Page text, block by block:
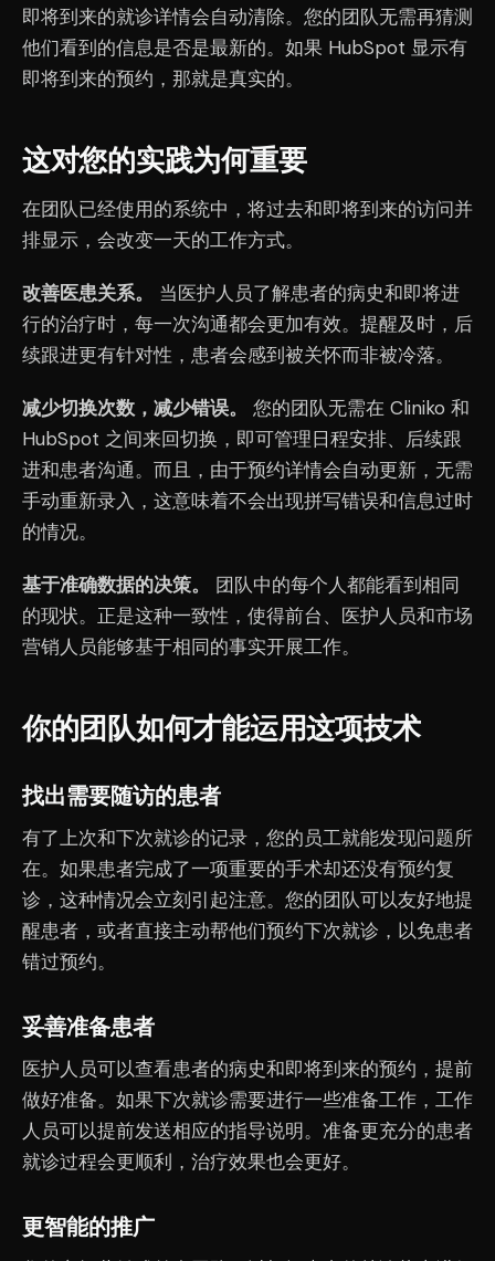
即将到来的就诊详情会自动清除。您的团队无需再猜测
他们看到的信息是否是最新的。如果 HubSpot 显示有
即将到来的预约，那就是真实的。
这对您的实践为何重要
在团队已经使用的系统中，将过去和即将到来的访问并
排显示，会改变一天的工作方式。
改善医患关系。
当医护人员了解患者的病史和即将进
行的治疗时，每一次沟通都会更加有效。提醒及时，后
续跟进更有针对性，患者会感到被关怀而非被冷落。
减少切换次数，减少错误。
您的团队无需在 Cliniko 和
HubSpot 之间来回切换，即可管理日程安排、后续跟
进和患者沟通。而且，由于预约详情会自动更新，无需
手动重新录入，这意味着不会出现拼写错误和信息过时
的情况。
基于准确数据的决策。
团队中的每个人都能看到相同
的现状。正是这种一致性，使得前台、医护人员和市场
营销人员能够基于相同的事实开展工作。
你的团队如何才能运用这项技术
找出需要随访的患者
有了上次和下次就诊的记录，您的员工就能发现问题所
在。如果患者完成了一项重要的手术却还没有预约复
诊，这种情况会立刻引起注意。您的团队可以友好地提
醒患者，或者直接主动帮他们预约下次就诊，以免患者
错过预约。
妥善准备患者
医护人员可以查看患者的病史和即将到来的预约，提前
做好准备。如果下次就诊需要进行一些准备工作，工作
人员可以提前发送相应的指导说明。准备更充分的患者
就诊过程会更顺利，治疗效果也会更好。
更智能的推广